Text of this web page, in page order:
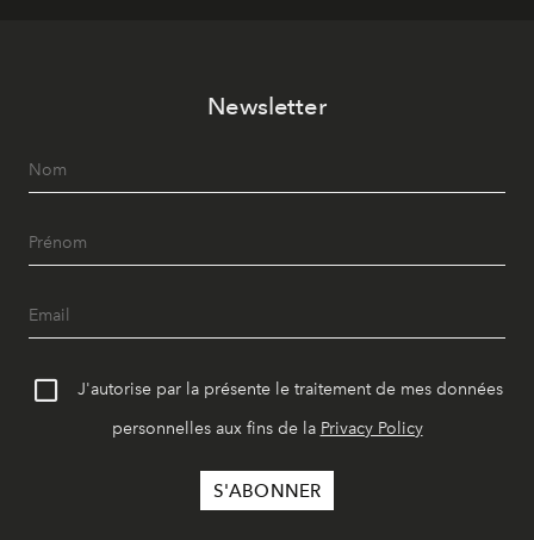
Newsletter
J'autorise par la présente le traitement de mes données
personnelles aux fins de la Privacy Policy